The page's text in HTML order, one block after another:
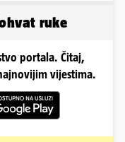
ruke
portala. Čitaj,
vijestima.